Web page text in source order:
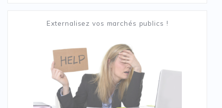
Externalisez vos marchés publics !